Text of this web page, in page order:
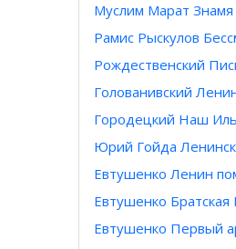
Муслим Марат Знамя
Рамис Рыскулов
Рождественский
Голованивский
Городецкий Наш
Юрий Гойда
Евтушенко Ленин
Евтушенко Братская
Евтушенко Первый